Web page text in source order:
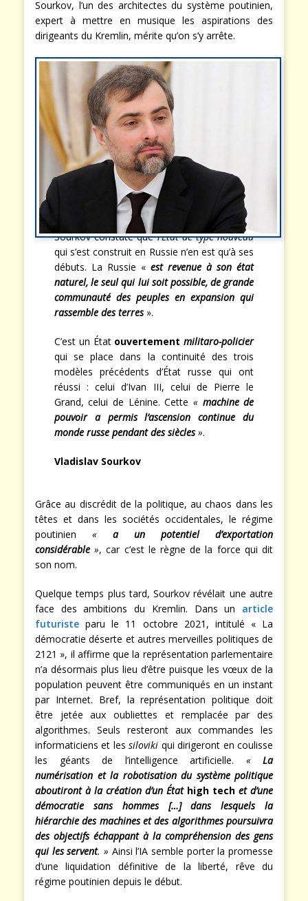
Sourkov, l’un des architectes du système poutinien,
expert à mettre en musique les aspirations des
dirigeants du Kremlin, mérite qu’on s’y arrête.
Sourkov constate quel’État de type nouveau
qui s’est construit en Russie n’en est qu’à ses
débuts. La Russie « est revenue à son état
naturel, le seul qui lui soit possible, de grande
communauté des peuples en expansion qui
rassemble des terres ».
C’est un État ouvertementmilitaro-policier
qui se place dans la continuité des trois
modèles précédents d’État russe qui ont
réussi : celui d’Ivan III, celui de Pierre le
Grand, celui de Lénine. Cette « machine de
pouvoir a permis l’ascension continue du
monde russe pendant des siècles ».
Vladislav Sourkov
Grâce au discrédit de la politique, au chaos dans les
têtes et dans les sociétés occidentales, le régime
poutinien « a un potentiel d’exportation
considérable », car c’est le règne de la force qui dit
son nom.
Quelque temps plus tard, Sourkov révélait une autre
face des ambitions du Kremlin. Dans un article
futuriste paru le 11 octobre 2021, intitulé « La
démocratie déserte et autres merveilles politiques de
2121 », il affirme que la représentation parlementaire
n’a désormais plus lieu d’être puisque les vœux de la
population peuvent être communiqués en un instant
par Internet. Bref, la représentation politique doit
être jetée aux oubliettes et remplacée par des
algorithmes. Seuls resteront aux commandes les
informaticiens et lessiloviki qui dirigeront en coulisse
les géants de l’intelligence artificielle. « La
numérisation et la robotisation du système politique
aboutiront à la création d’un État high tech et d’une
démocratie sans hommes […] dans lesquels la
hiérarchie des machines et des algorithmes poursuivra
des objectifs échappant à la compréhension des gens
qui les servent. » Ainsi l’IA semble porter la promesse
d’une liquidation définitive de la liberté, rêve du
régime poutinien depuis le début.